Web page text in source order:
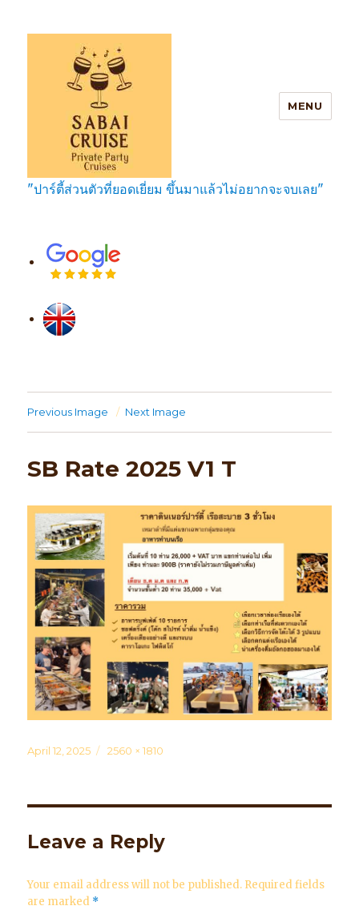
SabaiCruise Private Party Cruises
MENU
"ปาร์ตี้ส่วนตัวที่ยอดเยี่ยม ขึ้นมาแล้วไม่อยากจะจบเลย"
Previous Image Next Image
SB Rate 2025 V1 T
Posted
April 12, 2025
Full
2560 × 1810
Leave a Reply
Your email address will not be published. Required fields
are marked *